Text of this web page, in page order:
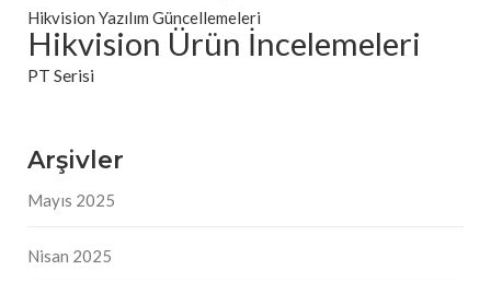
Hikvision Yazılım Güncellemeleri
Hikvision Ürün İncelemeleri
PT Serisi
Arşivler
Mayıs 2025
Nisan 2025